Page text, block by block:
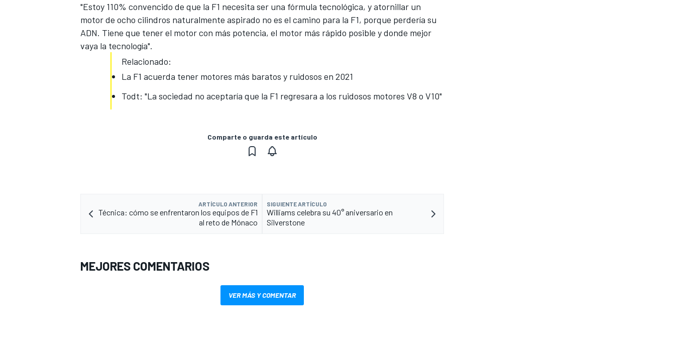
"Estoy 110% convencido de que la F1 necesita ser una fórmula tecnológica, y atornillar un
motor de ocho cilindros naturalmente aspirado no es el camino para la F1, porque perdería su
ADN. Tiene que tener el motor con más potencia, el motor más rápido posible y donde mejor
vaya la tecnología".
Relacionado:
La F1 acuerda tener motores más baratos y ruidosos en 2021
Todt: "La sociedad no aceptaría que la F1 regresara a los ruidosos motores V8 o V10"
Comparte o guarda este artículo
ARTÍCULO ANTERIOR
Técnica: cómo se enfrentaron los equipos de F1
al reto de Mónaco
SIGUIENTE ARTÍCULO
Williams celebra su 40° aniversario en
Silverstone
MEJORES COMENTARIOS
VER MÁS Y COMENTAR